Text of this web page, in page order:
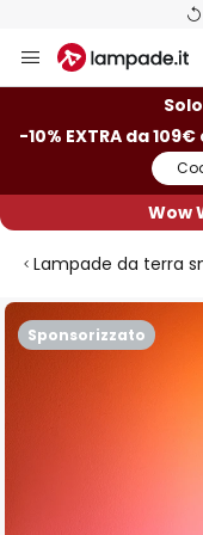
Salta
al
Solo
-10% EXTRA da 109€
Wow
Lampade da terra
Sponsorizzato
Vai
alla